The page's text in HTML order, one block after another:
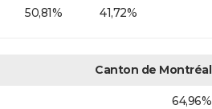
50,81% 41,72%
Canton de Montréal
64,96%